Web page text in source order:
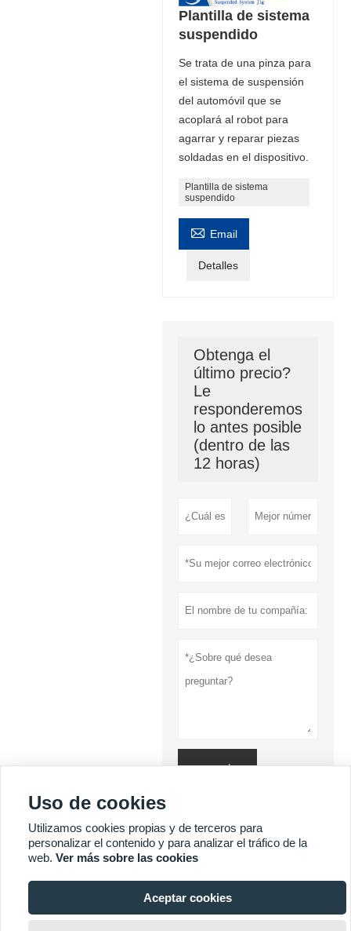

Plantilla de sistema
suspendido
Se trata de una pinza para
el sistema de suspensión
del automóvil que se
acoplará al robot para
agarrar y reparar piezas
soldadas en el dispositivo.
Plantilla de sistema
suspendido
 Email
Detalles
Obtenga el
último precio?
Le
responderemos
lo antes posible
(dentro de las
12 horas)
presentar
Uso de cookies
Utilizamos cookies propias y de terceros para
personalizar el contenido y para analizar el tráfico de la
web. Ver más sobre las cookies
Aceptar cookies